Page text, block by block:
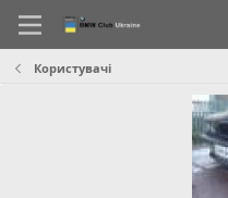
Користувачі